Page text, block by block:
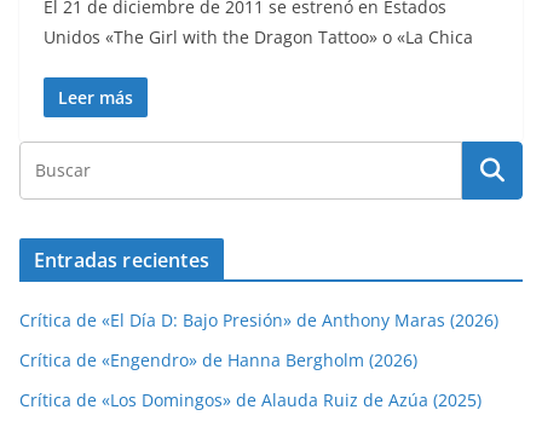
El 21 de diciembre de 2011 se estrenó en Estados
Unidos «The Girl with the Dragon Tattoo» o «La Chica
Leer más
Entradas recientes
Crítica de «El Día D: Bajo Presión» de Anthony Maras (2026)
Crítica de «Engendro» de Hanna Bergholm (2026)
Crítica de «Los Domingos» de Alauda Ruiz de Azúa (2025)